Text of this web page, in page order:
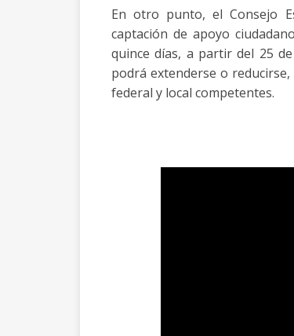
En otro punto, el Consejo
captación de apoyo
quince días, a partir del 25
podrá extenderse o
federal y local competentes.